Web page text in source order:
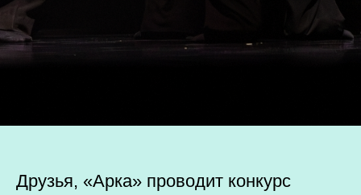
Друзья, «Арка» проводит конкурс